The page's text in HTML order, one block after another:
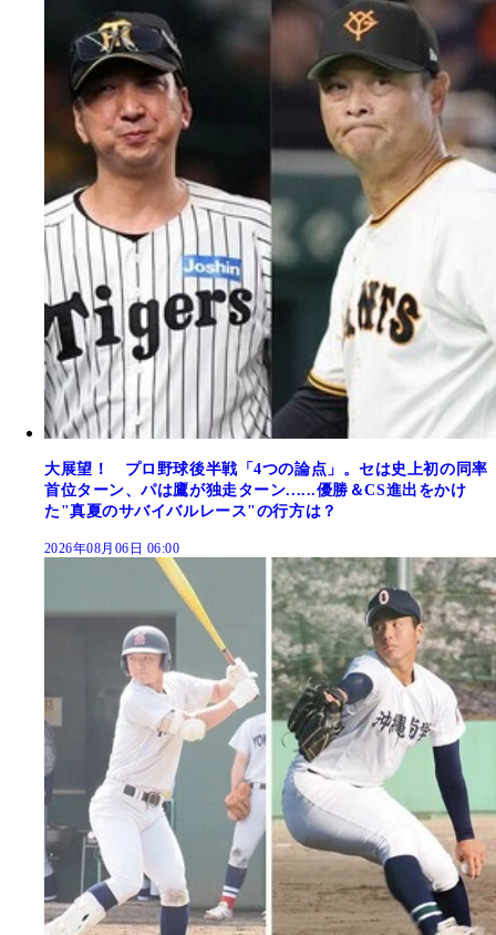
大展望！ プロ野球後半戦「4つの論点」。セは史上初の同率
首位ターン、パは鷹が独走ターン......優勝＆CS進出をかけ
た"真夏のサバイバルレース"の行方は？
2026年08月06日 06:00